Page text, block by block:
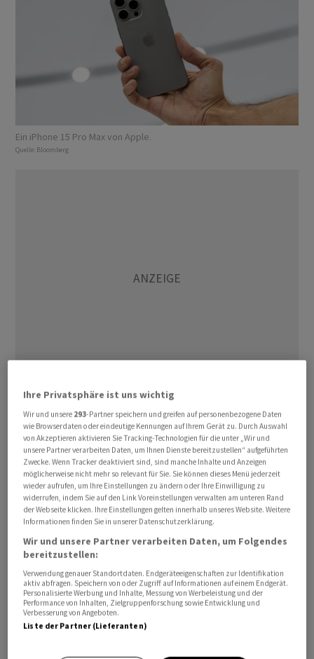
Ein iPhone 15 Pro Max von Apple.
Quelle: Bloomberg
Daher kündigte der US-Elektronikkonzern am
‌Donnerstag Preiserhöhungen ⁠für MacBook und die iPads
an. «Noch nie sind die Preise ⁠für Bauteile so stark und so
schnell gestiegen», teilte das Unternehmen mit.
‌Inzwischen sei jedoch ein Punkt erreicht, an dem ‌Apple
seine Kunden nicht ​mehr abschirmen könne. Bislang
ausgenommen von den Preiserhöhungen bleibt das
iPhone, der wichtigste Umsatz- und Gewinntreiber des
Konzerns.
Der Bauboom bei Rechenzentren für Künstliche
Intelligenz (KI) treibt den Bedarf an Speicherchips in
die ‌Höhe. Die Branche kann die Nachfrage jedoch nicht
decken. Eine Entspannung ist nicht in Sicht. Durch die
Ihre Privatsphäre ist uns wichtig
Wir und unsere 293-Partner speichern und greifen auf personenbezogene Daten
wie Browserdaten oder eindeutige Kennungen auf Ihrem Gerät zu. Durch Auswahl
von Akzeptieren aktivieren Sie Tracking-Technologien für die unter „Wir und
unsere Partner verarbeiten Daten, um Ihnen Dienste bereitzustellen“ aufgeführten
Zwecke. Wenn Tracker deaktiviert sind, sind manche Inhalte und Anzeigen
möglicherweise nicht mehr so relevant für Sie. Sie können dieses Menü jederzeit
wieder aufrufen, um Ihre Einstellungen zu ändern oder Ihre Einwilligung zu
widerrufen, indem Sie auf den Link Voreinstellungen verwalten am unteren Rand
der Webseite klicken. Ihre Einstellungen gelten innerhalb unseres Website. Weitere
Informationen finden Sie in unserer Datenschutzerklärung.
Wir und unsere Partner verarbeiten Daten, um Folgendes
bereitzustellen:
Verwendung genauer Standortdaten. Endgeräteeigenschaften zur Identifikation
aktiv abfragen. Speichern von oder Zugriff auf Informationen auf einem Endgerät.
Personalisierte Werbung und Inhalte, Messung von Werbeleistung und der
Performance von Inhalten, Zielgruppenforschung sowie Entwicklung und
Verbesserung von Angeboten.
Liste der Partner (Lieferanten)